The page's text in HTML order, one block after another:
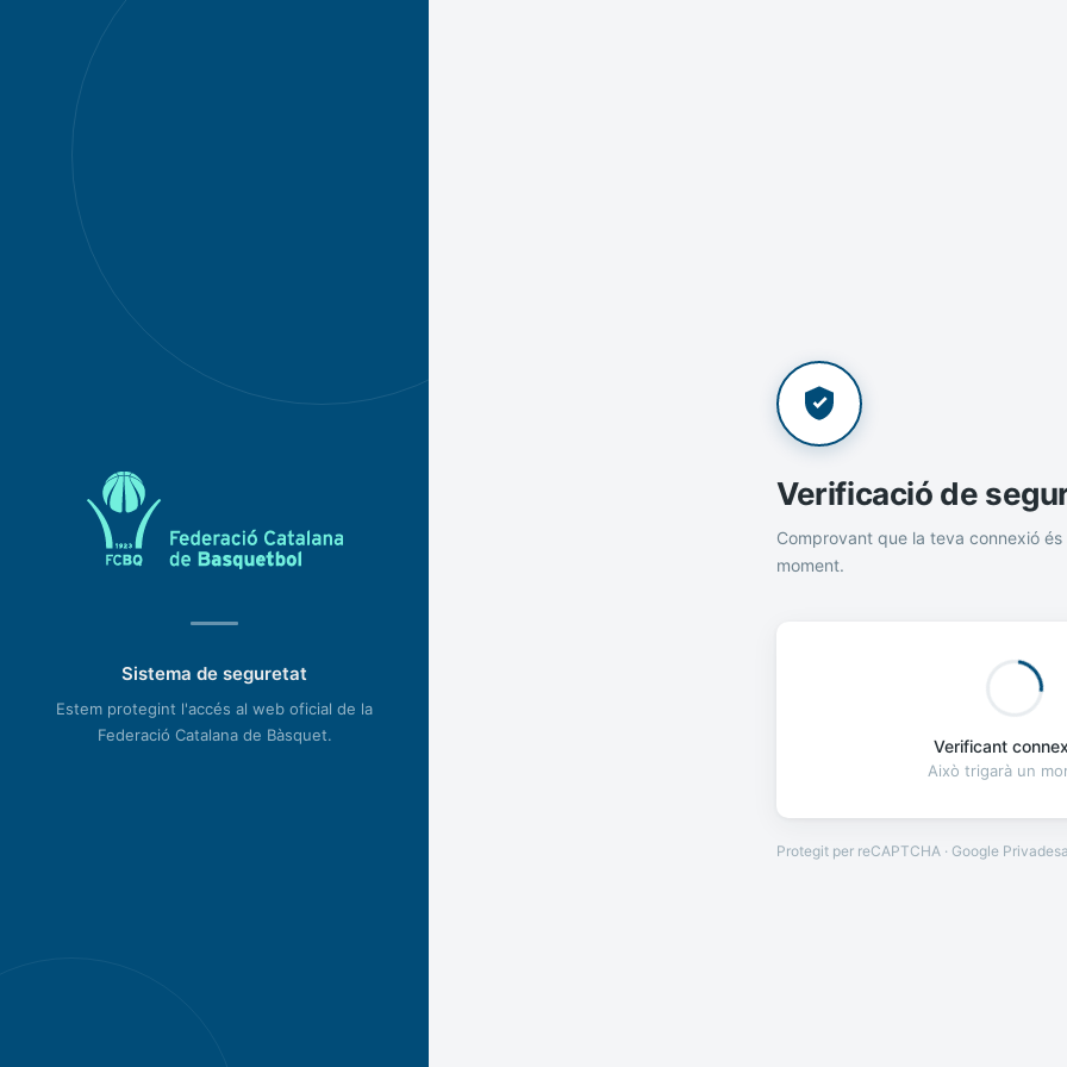
Sistema de seguretat
Estem protegint l'accés al web oficial de la
Federació Catalana de Bàsquet.
Verificació de
Comprovant que la teva connexió és
moment.
Verificant
Això trigarà un
Protegit per reCAPTCHA · Google Privadesa